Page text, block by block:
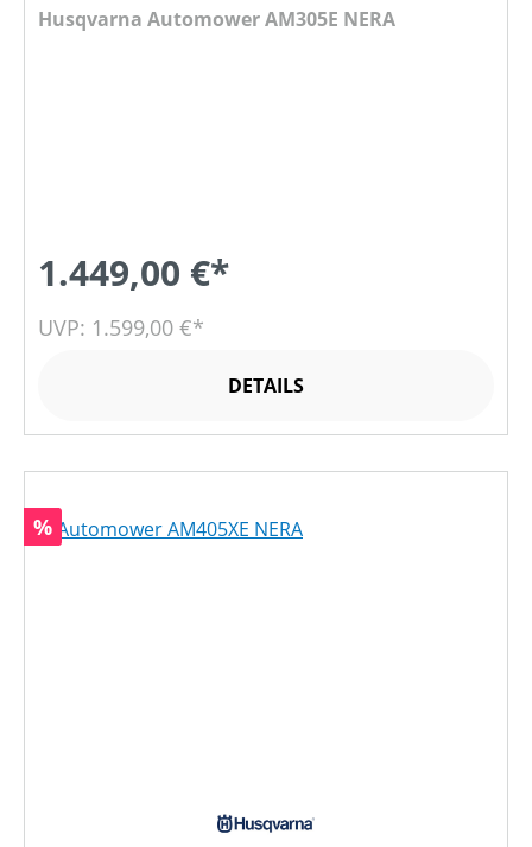
Husqvarna Automower AM305E NERA
1.449,00 €*
UVP: 1.599,00 €*
DETAILS
Rabatt
%